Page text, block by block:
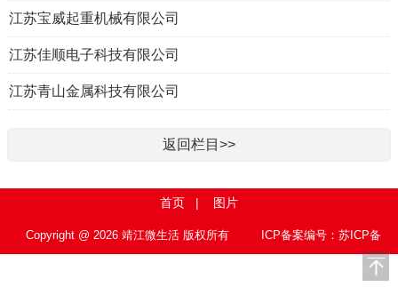
江苏宝威起重机械有限公司
江苏佳顺电子科技有限公司
江苏青山金属科技有限公司
返回栏目>>
首页 | 图片
Copyright @ 2026 靖江微生活 版权所有
ICP备案编号：苏ICP备
15010767号